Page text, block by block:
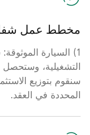
مخطط عمل
1) السيارة
سنقوم بتوزيع
المحددة في العقد.